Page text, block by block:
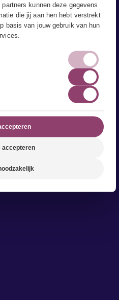
kunnen deze gegevens
die jij aan hen hebt verstrekt
basis van jouw gebruik van hun
accepteren